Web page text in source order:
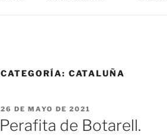
CATEGORÍA: CATALUÑA
PUBLICADO
EL
26 DE MAYO DE 2021
Perafita de Botarell.